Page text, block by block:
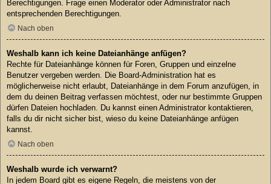
Berechtigungen. Frage einen Moderator oder Administrator nach
entsprechenden Berechtigungen.
Nach oben
Weshalb kann ich keine Dateianhänge anfügen?
Rechte für Dateianhänge können für Foren, Gruppen und einzelne
Benutzer vergeben werden. Die Board-Administration hat es
möglicherweise nicht erlaubt, Dateianhänge in dem Forum anzufügen, in
dem du deinen Beitrag verfassen möchtest, oder nur bestimmte Gruppen
dürfen Dateien hochladen. Du kannst einen Administrator kontaktieren,
falls du dir nicht sicher bist, wieso du keine Dateianhänge anfügen
kannst.
Nach oben
Weshalb wurde ich verwarnt?
In jedem Board gibt es eigene Regeln, die meistens von der